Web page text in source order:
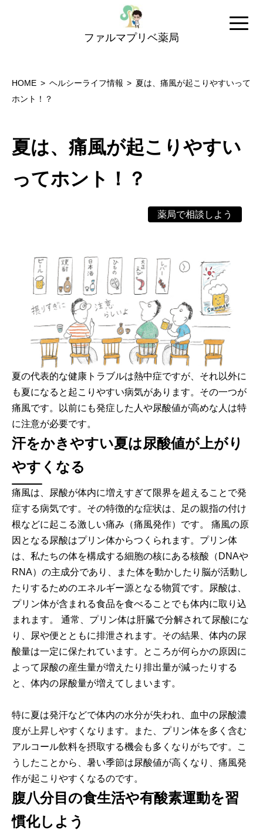
ファルマプリベ薬局
HOME ヘルシーライフ情報
夏は、痛風が起こりやすいって
ホント！？
夏は、痛風が起こりやすい
ってホント！？
薬局で相談しよう
夏の代表的な健康トラブルは熱中症ですが、それ以外に
も夏になると起こりやすい病気があります。その一つが
痛風です。以前にも発症した人や尿酸値が高めな人は特
に注意が必要です。
汗をかきやすい夏は尿酸値が上がり
やすくなる
痛風は、尿酸が体内に増えすぎて限界を超えることで発
症する病気です。その特徴的な症状は、足の親指の付け
根などに起こる激しい痛み（痛風発作）です。 痛風の原
因となる尿酸はプリン体からつくられます。プリン体
は、私たちの体を構成する細胞の核にある核酸（DNAや
RNA）の主成分であり、また体を動かしたり脳が活動し
たりするためのエネルギー源となる物質です。尿酸は、
プリン体が含まれる食品を食べることでも体内に取り込
まれます。 通常、プリン体は肝臓で分解されて尿酸にな
り、尿や便とともに排泄されます。その結果、体内の尿
酸量は一定に保たれています。ところが何らかの原因に
よって尿酸の産生量が増えたり排出量が減ったりする
と、体内の尿酸量が増えてしまいます。
特に夏は発汗などで体内の水分が失われ、血中の尿酸濃
度が上昇しやすくなります。また、プリン体を多く含む
アルコール飲料を摂取する機会も多くなりがちです。こ
うしたことから、暑い季節は尿酸値が高くなり、痛風発
作が起こりやすくなるのです。
腹八分目の食生活や有酸素運動を習
慣化しよう